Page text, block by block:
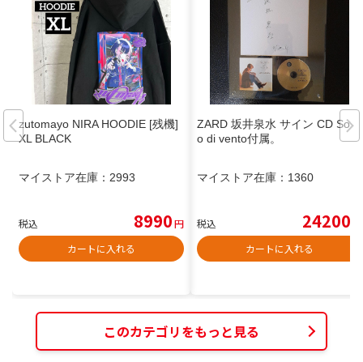
zutomayo NIRA HOODIE [残機]
XL BLACK
マイストア在庫： 2993
税込 8990円
カートに入れる
ZARD 坂井泉水 サイン CD Soffi
o di vento付属。
マイストア在庫： 1360
税込 24200
カートに入れる
このカテゴリをもっと見る